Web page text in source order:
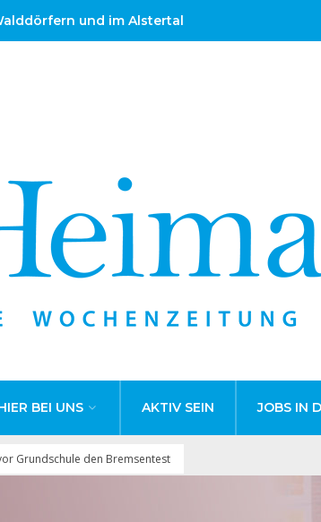
und im Alstertal
BEI UNS AKTIV SEIN JOBS IN
Grundschule den Bremsentest